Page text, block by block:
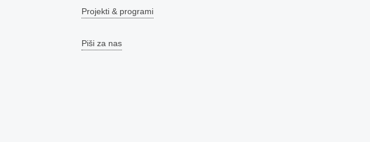
Projekti & programi
Piši za nas